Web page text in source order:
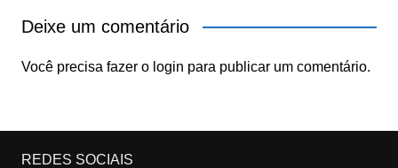
Deixe um comentário
Você precisa fazer o login para publicar um comentário.
REDES SOCIAIS